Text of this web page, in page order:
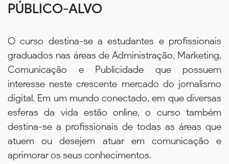
PÚBLICO-ALVO
O curso destina-se a estudantes e profissionais
graduados nas áreas de Administração, Marketing,
Comunicação e Publicidade que possuem
interesse neste crescente mercado do jornalismo
digital. Em um mundo conectado, em que diversas
esferas da vida estão online, o curso também
destina-se a profissionais de todas as áreas que
atuem ou desejem atuar em comunicação e
aprimorar os seus conhecimentos.